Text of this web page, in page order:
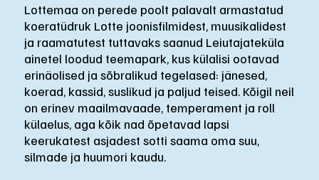
Lottemaa on perede poolt palavalt armastatud
koeratüdruk Lotte joonisfilmidest, muusikalidest
ja raamatutest tuttavaks saanud Leiutajateküla
ainetel loodud teemapark, kus külalisi ootavad
erinäolised ja sõbralikud tegelased: jänesed,
koerad, kassid, suslikud ja paljud teised. Kõigil neil
on erinev maailmavaade, temperament ja roll
külaelus, aga kõik nad õpetavad lapsi
keerukatest asjadest sotti saama oma suu,
silmade ja huumori kaudu.